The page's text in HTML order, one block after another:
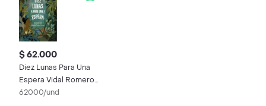
$ 62.000
Diez Lunas Para Una
Espera Vidal Romero
Velia
62000/und